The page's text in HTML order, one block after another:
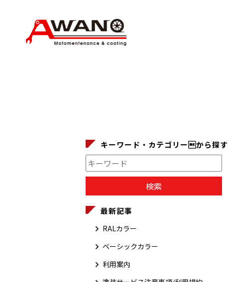
キーワード・カテゴリーから探す
最新記事
RALカラー
ベーシックカラー
利用案内